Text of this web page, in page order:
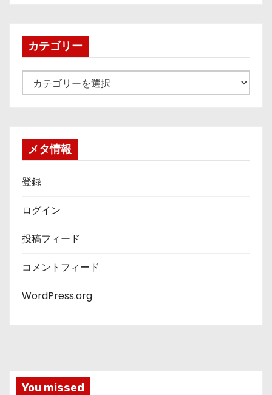
ブカテゴリー
テ
メタ情報
登録
ログイン
投稿フィード
コメントフィード
WordPress.org
You missed